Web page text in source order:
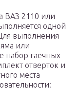
ВАЗ 2110 или
одной
выполнения
или
набор гаечных
отверток и
места